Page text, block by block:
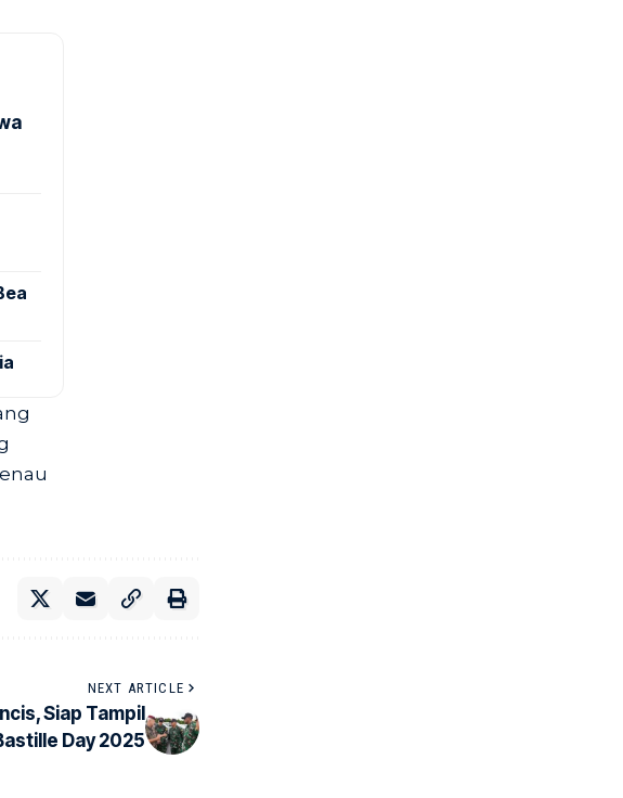
NEXT ARTICLE
Siap Tampil
Day 2025